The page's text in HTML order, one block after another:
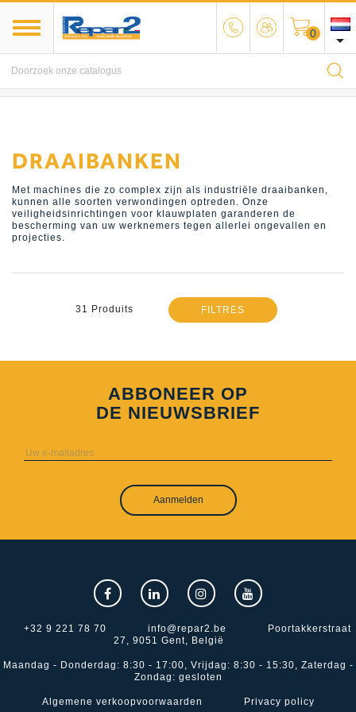
MENU
0 
DRAAIBANKEN
Met machines die zo complex zijn als industriële draaibanken,
kunnen alle soorten verwondingen optreden. Onze
veiligheidsinrichtingen voor klauwplaten garanderen de
bescherming van uw werknemers tegen allerlei ongevallen en
projecties.
31 Produits FILTRES
ABBONEER OP
DE NIEUWSBRIEF
Aanmelden
+32 9 221 78 70 info@repar2.be
Poortakkerstraat
27, 9051 Gent, België
Maandag - Donderdag: 8:30 - 17:00, Vrijdag: 8:30 - 15:30, Zaterdag -
Zondag: gesloten
Algemene verkoopvoorwaarden Privacy policy